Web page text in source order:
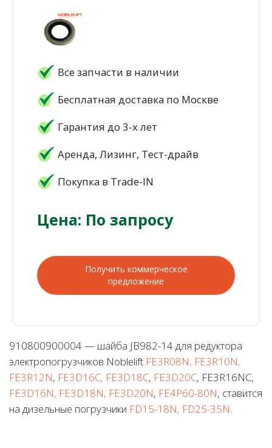
Все запчасти в наличии
Бесплатная доставка по Москве
Гарантия до 3-х лет
Аренда, Лизинг, Тест-драйв
Покупка в Trade-IN
Цена: По запросу
Получить коммерческое
предложение
910800900004 — шайба JB982-14 для редуктора
электропогрузчиков Noblelift FE3R08N, FE3R10N,
FE3R12N, FE3D16C, FE3D18C, FE3D20C, FE3R16NC,
FE3D16N, FE3D18N, FE3D20N, FE4P60-80N, ставится
на дизельные погрузчики FD15-18N, FD25-35N.